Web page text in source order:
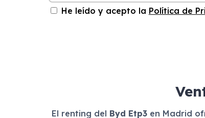
He leído y acepto la Política de
El renting del Byd Etp3en Madrid